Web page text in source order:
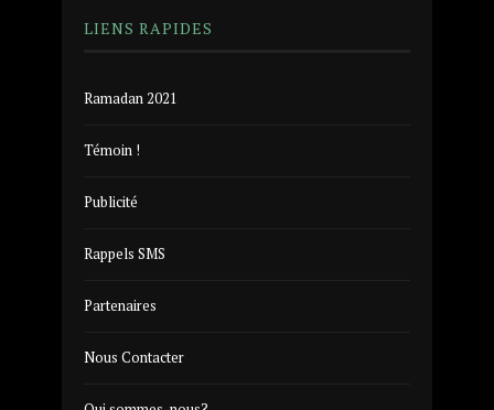
LIENS RAPIDES
Ramadan 2021
Témoin !
Publicité
Rappels SMS
Partenaires
Nous Contacter